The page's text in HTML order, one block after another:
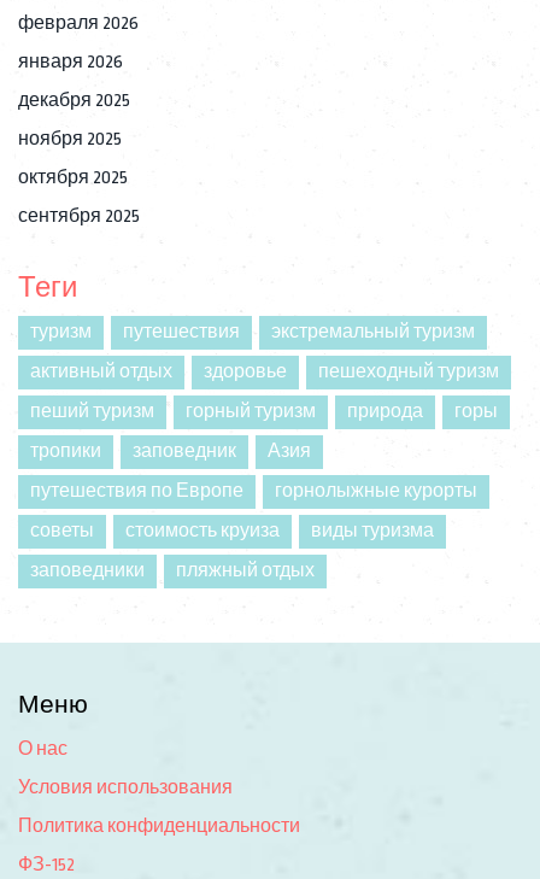
февраля 2026
января 2026
декабря 2025
ноября 2025
октября 2025
сентября 2025
Теги
туризм путешествия
экстремальный туризм
активный отдых
здоровье
пешеходный туризм
пеший туризм
горный туризм природа
горы
тропики
заповедник
Азия
путешествия по Европе
горнолыжные курорты
советы
стоимость круиза
виды туризма
заповедники
пляжный отдых
Меню
О нас
Условия использования
Политика конфиденциальности
ФЗ-152